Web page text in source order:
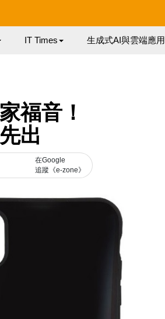
IT Times 生成式AI與雲端應用
福音！
出
在Google
追蹤《e-zone》